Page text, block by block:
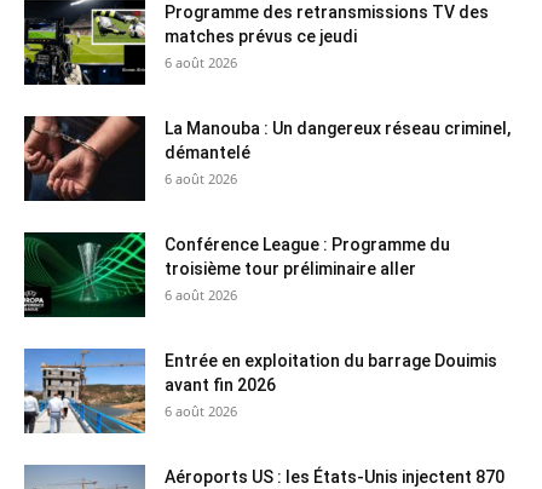
Programme des retransmissions TV des
matches prévus ce jeudi
6 août 2026
La Manouba : Un dangereux réseau criminel,
démantelé
6 août 2026
Conférence League : Programme du
troisième tour préliminaire aller
6 août 2026
Entrée en exploitation du barrage Douimis
avant fin 2026
6 août 2026
Aéroports US : les États-Unis injectent 870